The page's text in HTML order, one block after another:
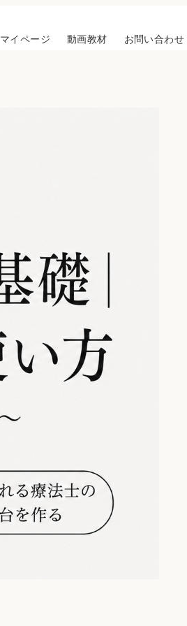
マイページ 動画教材 お問い合わせ